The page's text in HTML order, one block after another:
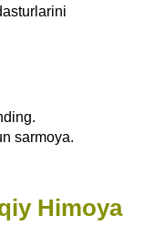
sarmoya.
Himoya